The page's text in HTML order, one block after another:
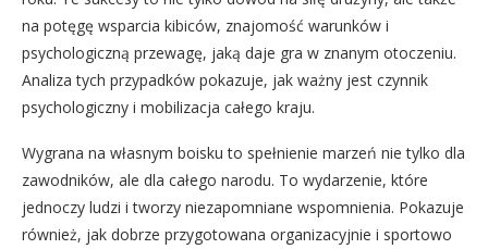
na potęgę wsparcia kibiców, znajomość warunków i
psychologiczną przewagę, jaką daje gra w znanym otoczeniu.
Analiza tych przypadków pokazuje, jak ważny jest czynnik
psychologiczny i mobilizacja całego kraju.
Wygrana na własnym boisku to spełnienie marzeń nie tylko dla
zawodników, ale dla całego narodu. To wydarzenie, które
jednoczy ludzi i tworzy niezapomniane wspomnienia. Pokazuje
również, jak dobrze przygotowana organizacyjnie i sportowo